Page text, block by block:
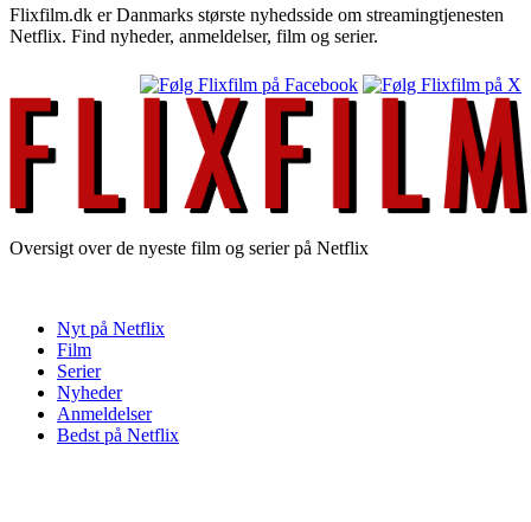
Flixfilm.dk er Danmarks største nyhedsside om streamingtjenesten
Netflix. Find nyheder, anmeldelser, film og serier.
Oversigt over de nyeste film og serier på Netflix
Nyt på Netflix
Film
Serier
Nyheder
Anmeldelser
Bedst på Netflix